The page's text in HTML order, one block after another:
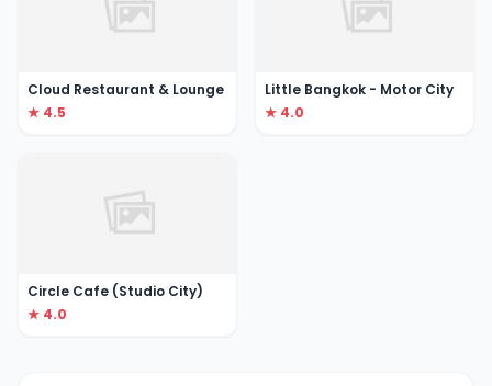
Cloud Restaurant & Lounge
★ 4.5
Little Bangkok - Motor City
★ 4.0
Circle Cafe (Studio City)
★ 4.0